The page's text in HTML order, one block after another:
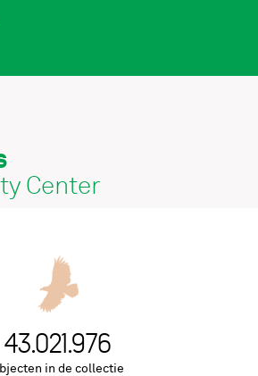
Center
43.021.976
in de collectie